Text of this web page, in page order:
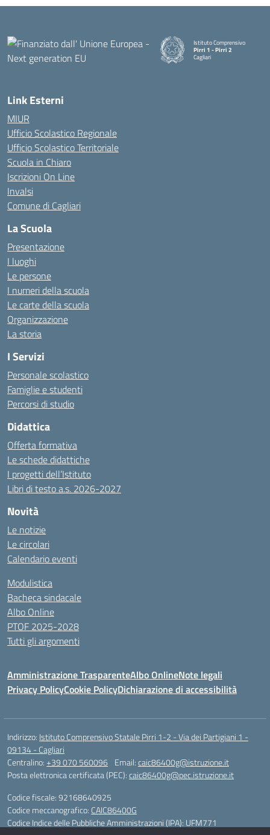
Istituto Comprensivo
Pirri 1 - Pirri 2
Cagliari
— Visita la pagina iniziale
Link Esterni
MIUR
Ufficio Scolastico Regionale
Ufficio Scolastico Territoriale
Scuola in Chiaro
Iscrizioni On Line
Invalsi
Comune di Cagliari
La Scuola
Presentazione
I luoghi
Le persone
I numeri della scuola
Le carte della scuola
Organizzazione
La storia
I Servizi
Personale scolastico
Famiglie e studenti
Percorsi di studio
Didattica
Offerta formativa
Le schede didattiche
I progetti dell’Istituto
Libri di testo a.s. 2026-2027
Novità
Le notizie
Le circolari
Calendario eventi
Modulistica
Bacheca sindacale
Albo Online
PTOF 2025-2028
Tutti gli argomenti
Amministrazione TrasparenteAlbo OnlineNote legali
Privacy PolicyCookie PolicyDichiarazione di accessibilità
Indirizzo: Istituto Comprensivo Statale Pirri 1-2 - Via dei Partigiani 1 -
09134 - Cagliari
Centralino:+39 070 560096 Email:caic86400g@istruzione.it
Posta elettronica certificata (PEC):caic86400g@pec.istruzione.it
Codice fiscale: 92168640925
Codice meccanografico: CAIC86400G
Codice Indice delle Pubbliche Amministrazioni (IPA): UFM771